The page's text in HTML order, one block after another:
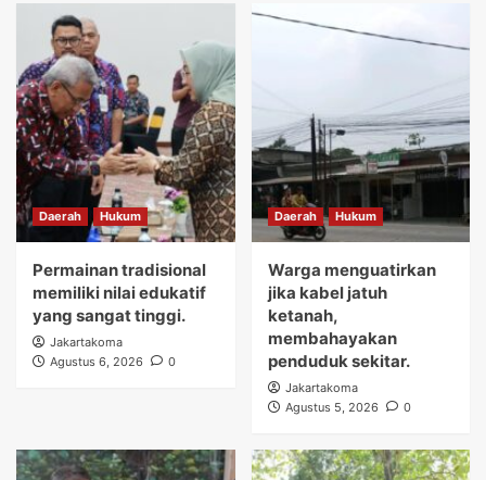
Daerah Hukum
Permainan tradisional
memiliki nilai edukatif
yang sangat tinggi.
Jakartakoma
Agustus 6, 2026
0
Daerah Hukum
Warga menguatirkan
jika kabel jatuh
ketanah,
membahayakan
penduduk sekitar.
Jakartakoma
Agustus 5, 2026
0